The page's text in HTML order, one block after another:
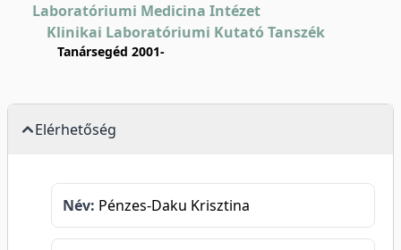
Laboratóriumi Medicina Intézet
Klinikai Laboratóriumi Kutató Tanszék
Tanársegéd 2001-
Elérhetőség
Név: Pénzes-Daku Krisztina